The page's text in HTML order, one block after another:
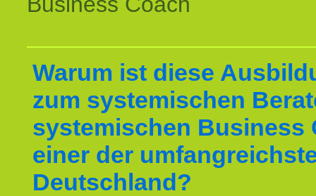
Warum ist diese
zum systemischen
systemischen Business
einer der
Deutschland?